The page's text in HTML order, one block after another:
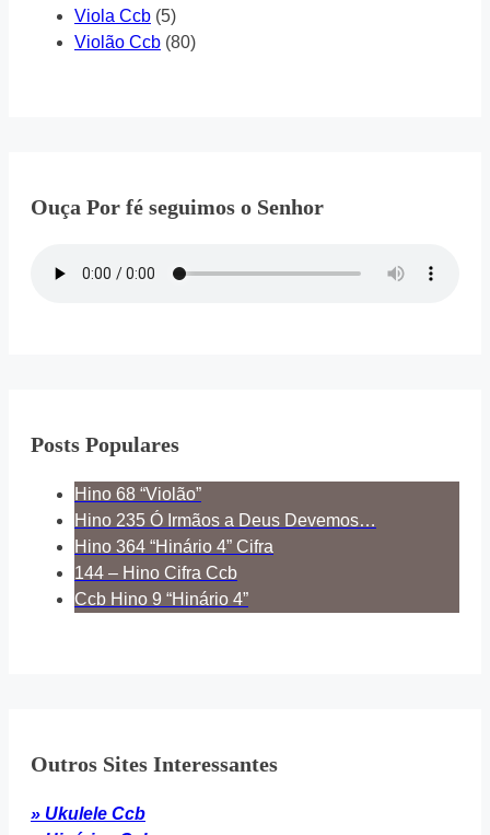
Viola Ccb (5)
Violão Ccb (80)
Ouça Por fé seguimos o Senhor
Posts Populares
Hino 68 “Violão”
Hino 235 Ó Irmãos a Deus Devemos…
Hino 364 “Hinário 4” Cifra
144 – Hino Cifra Ccb
Ccb Hino 9 “Hinário 4”
Outros Sites Interessantes
» Ukulele Ccb